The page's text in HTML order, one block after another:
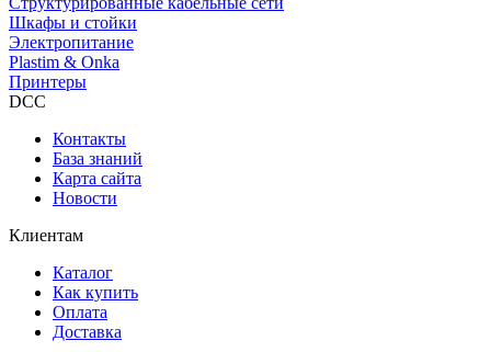
Шкафы и стойки
Электропитание
Plastim & Onka
Принтеры
DCC
Контакты
База знаний
Карта сайта
Новости
Клиентам
Каталог
Как купить
Оплата
Доставка